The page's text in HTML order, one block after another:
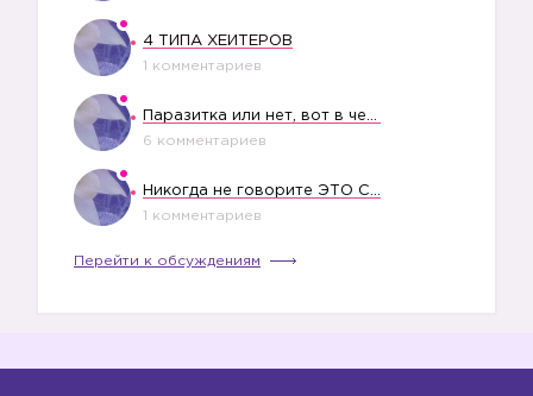
4 ТИПА ХЕЙТЕРОВ
1 комментариев
6 комментариев
1 комментариев
Перейти к обсуждениям